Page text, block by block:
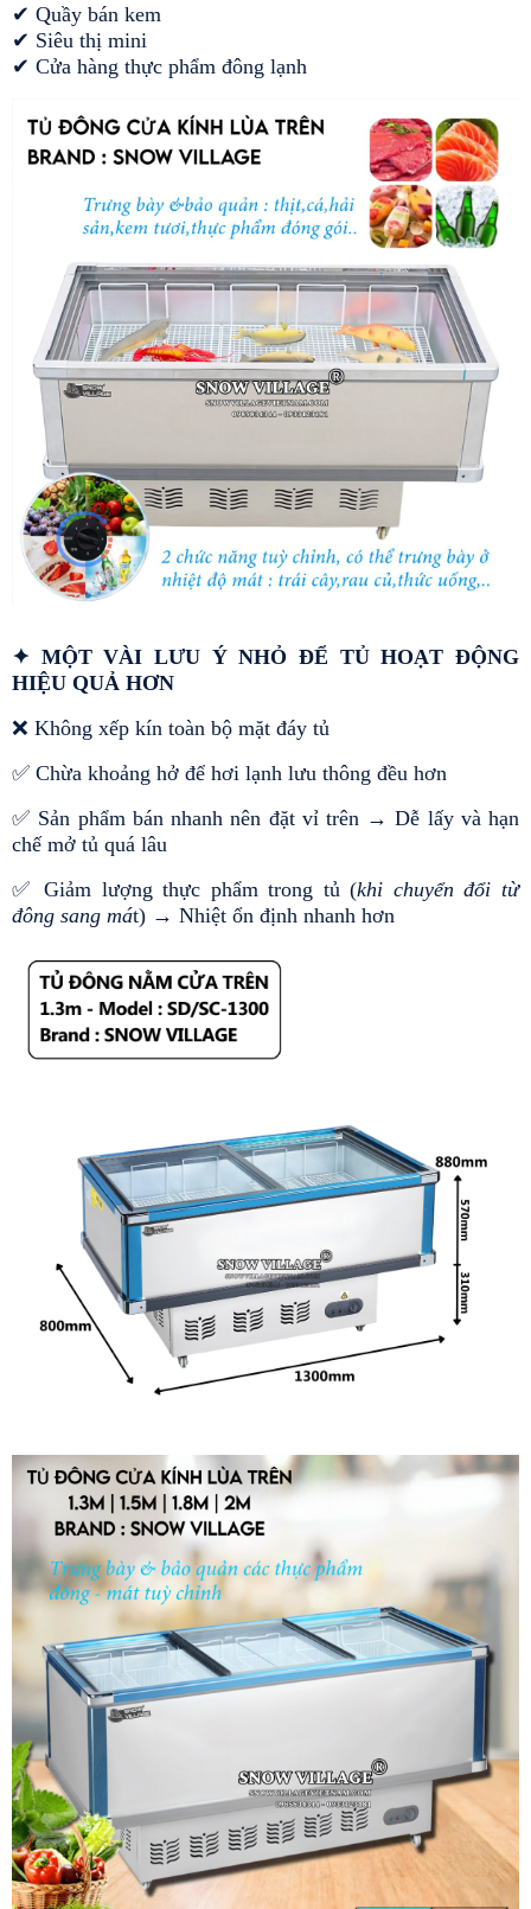
✔ Quầy bán kem
✔ Siêu thị mini
✔ Cửa hàng thực phẩm đông lạnh
✦ MỘT VÀI LƯU Ý NHỎ ĐỂ TỦ HOẠT ĐỘNG
HIỆU QUẢ HƠN
❌ Không xếp kín toàn bộ mặt đáy tủ
✅ Chừa khoảng hở để hơi lạnh lưu thông đều hơn
✅ Sản phẩm bán nhanh nên đặt vỉ trên → Dễ lấy và hạn
chế mở tủ quá lâu
✅ Giảm lượng thực phẩm trong tủ (khi chuyển đổi từ
đông sang mát) → Nhiệt ổn định nhanh hơn